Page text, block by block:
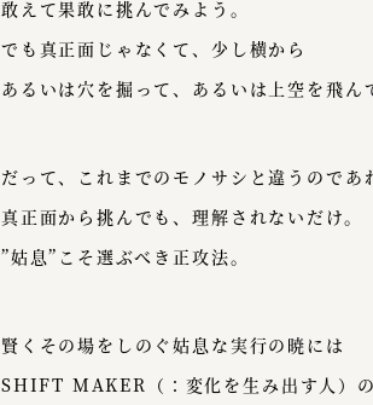
敢えて果敢に挑んでみよう。
でも真正面じゃなくて、少し横から
あるいは穴を掘って、あるいは上空を飛ん
だって、これまでのモノサシと違うのであ
真正面から挑んでも、理解されないだけ。
”姑息”こそ選ぶべき正攻法。
賢くその場をしのぐ姑息な実行の暁には
SHIFT MAKER（：変化を生み出す人）の